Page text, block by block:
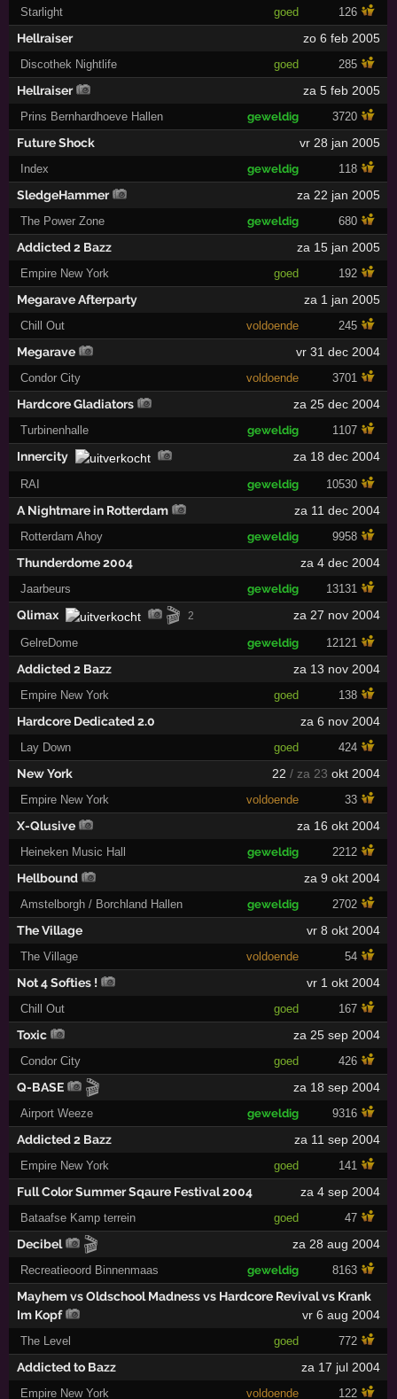
Starlight goed 126
Hellraiser zo 6 feb 2005
Discothek Nightlife goed 285
Hellraiser za 5 feb 2005
Prins Bernhardhoeve Hallen geweldig 3720
Future Shock vr 28 jan 2005
Index geweldig 118
SledgeHammer za 22 jan 2005
The Power Zone geweldig 680
Addicted 2 Bazz za 15 jan 2005
Empire New York goed 192
Megarave Afterparty za 1 jan 2005
Chill Out voldoende 245
Megarave vr 31 dec 2004
Condor City voldoende 3701
Hardcore Gladiators za 25 dec 2004
Turbinenhalle geweldig 1107
Innercity za 18 dec 2004
RAI geweldig 10530
A Nightmare in Rotterdam za 11 dec 2004
Rotterdam Ahoy geweldig 9958
Thunderdome 2004 za 4 dec 2004
Jaarbeurs geweldig 13131
Qlimax 🎬 2 za 27 nov 2004
GelreDome geweldig 12121
Addicted 2 Bazz za 13 nov 2004
Empire New York goed 138
Hardcore Dedicated 2.0 za 6 nov 2004
Lay Down goed 424
New York 22 / za 23 okt 2004
Empire New York voldoende 33
X-Qlusive za 16 okt 2004
Heineken Music Hall geweldig 2212
Hellbound za 9 okt 2004
Amstelborgh / Borchland Hallen geweldig 2702
The Village vr 8 okt 2004
The Village voldoende 54
Not 4 Softies ! vr 1 okt 2004
Chill Out goed 167
Toxic za 25 sep 2004
Condor City goed 426
Q-BASE 🎬 za 18 sep 2004
Airport Weeze geweldig 9316
Addicted 2 Bazz za 11 sep 2004
Empire New York goed 141
Full Color Summer Sqaure Festival 2004 za 4 sep 2004
Bataafse Kamp terrein goed 47
Decibel 🎬 za 28 aug 2004
Recreatieoord Binnenmaas geweldig 8163
Mayhem vs Oldschool Madness vs Hardcore Revival vs Krank
Im Kopf
vr 6 aug 2004
The Level goed 772
Addicted to Bazz za 17 jul 2004
Empire New York voldoende 122